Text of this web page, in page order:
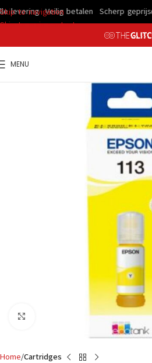
Skip to navigation
Skip to main content
MENU
Home Cartridges
levering Veilig betalen Scherp geprijsd